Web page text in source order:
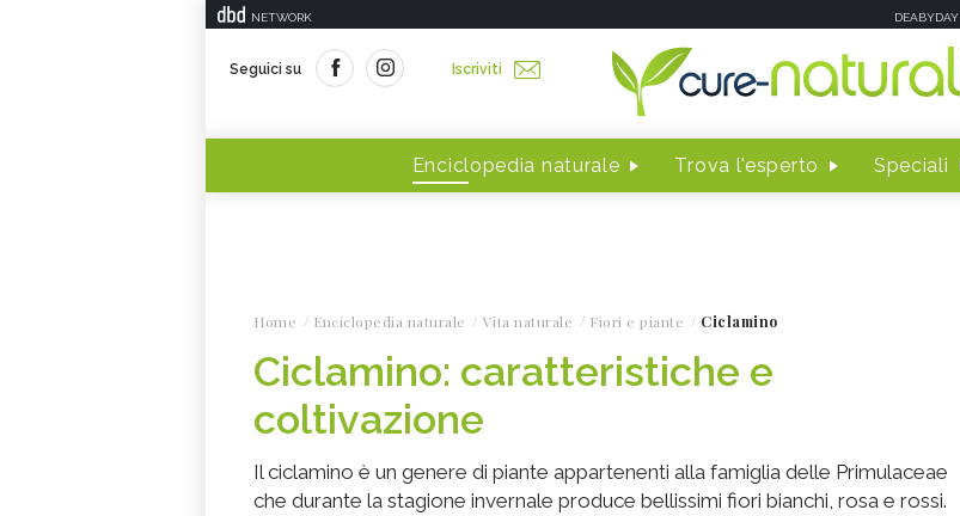
NETWORK DEABYDAY
Seguici su Iscriviti
Enciclopedia naturale Trova l'esperto Speciali
Home Enciclopedia naturale Vita naturale Fiori e piante Ciclamino
Ciclamino: caratteristiche e
coltivazione
Il ciclamino è un genere di piante appartenenti alla famiglia delle Primulaceae
che durante la stagione invernale produce bellissimi fiori bianchi, rosa e rossi.